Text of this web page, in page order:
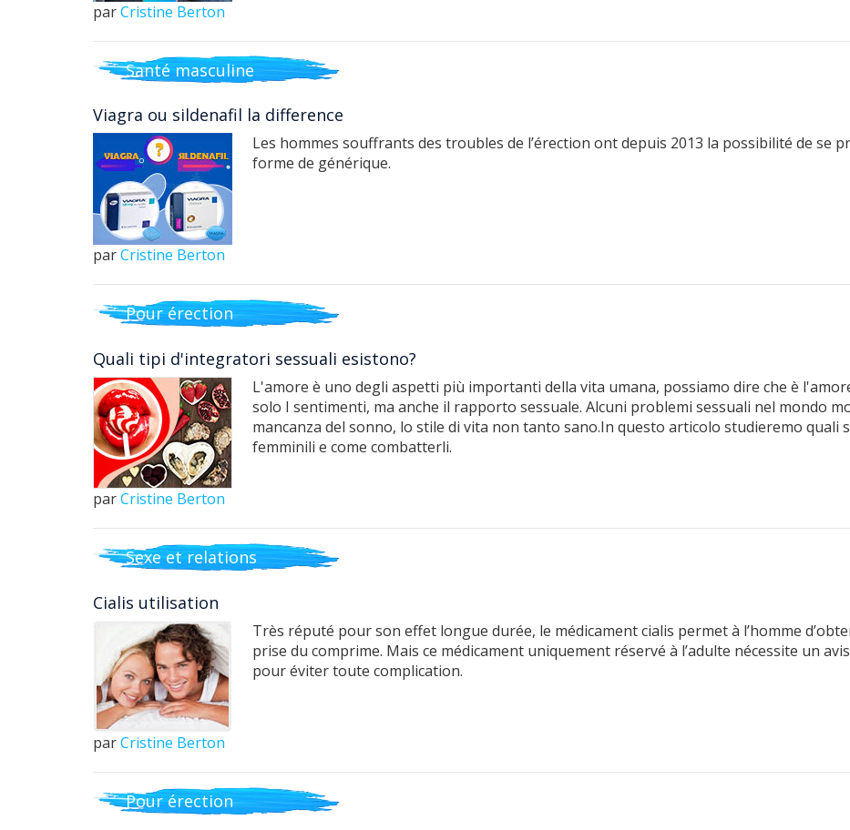
parCristine Berton
Santé masculine
Viagra ou sildenafil la difference
Les hommes souffrants des troubles de l’érection ont depuis 2013 la possibilité de se
forme de générique.
parCristine Berton
Pour érection
Quali tipi d'integratori sessuali esistono?
L'amore è uno degli aspetti più importanti della vita umana, possiamo dire che è
solo I sentimenti, ma anche il rapporto sessuale. Alcuni problemi sessuali nel mondo
mancanza del sonno, lo stile di vita non tanto sano.In questo articolo studieremo quali
femminili e come combatterli.
parCristine Berton
Sexe et relations
Cialis utilisation
Très réputé pour son effet longue durée, le médicament cialis permet à l’homme
prise du comprime. Mais ce médicament uniquement réservé à l’adulte nécessite un
pour éviter toute complication.
parCristine Berton
Pour érection